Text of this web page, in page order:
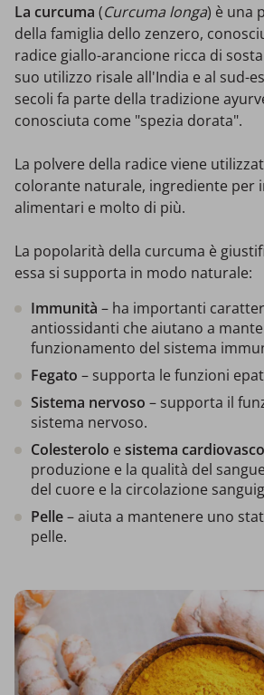
La curcuma (Curcuma longa) è una
della famiglia dello zenzero,
radice giallo-arancione ricca di
suo utilizzo risale all'India e al sud-
secoli fa parte della tradizione
conosciuta come "spezia dorata".
La polvere della radice viene
colorante naturale, ingrediente per
alimentari e molto di più.
La popolarità della curcuma è
essa si supporta in modo naturale:
Immunità – ha importanti
antiossidanti che aiutano a
funzionamento del sistema
Fegato – supporta le funzioni
Sistema nervoso – supporta il
sistema nervoso.
Colesterolo e sistema
produzione e la qualità del
del cuore e la circolazione
Pelle– aiuta a mantenere uno
pelle.